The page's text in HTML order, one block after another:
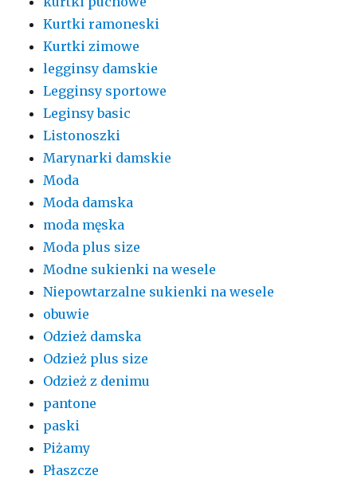
Kurtki ramoneski
Kurtki zimowe
legginsy damskie
Legginsy sportowe
Leginsy basic
Listonoszki
Marynarki damskie
Moda
Moda damska
moda męska
Moda plus size
Modne sukienki na wesele
Niepowtarzalne sukienki na wesele
obuwie
Odzież damska
Odzież plus size
Odzież z denimu
pantone
paski
Piżamy
Płaszcze